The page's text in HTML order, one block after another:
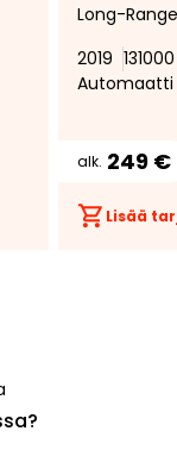
suosikiksi
suosikeista
Long-
2019
Automaatti
alk. 249 €
Lisää